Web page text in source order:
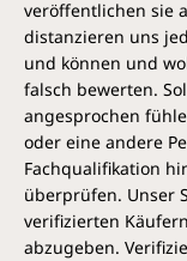
Erhöhung
einem
einer
normale
einem
und
Schutz
veröffentlichen sie
distanzieren uns
und können und
falsch bewerten.
angesprochen
oder eine andere
Fachqualifikation
überprüfen. Unser
verifizierten
abzugeben.